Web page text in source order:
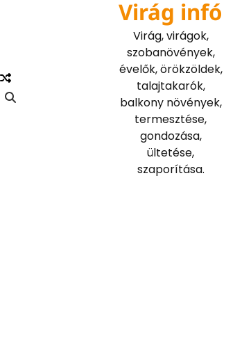
Virág infó
Virág, virágok,
szobanövények,
évelők, örökzöldek,
talajtakarók,
balkony növények,
termesztése,
gondozása,
ültetése,
szaporítása.